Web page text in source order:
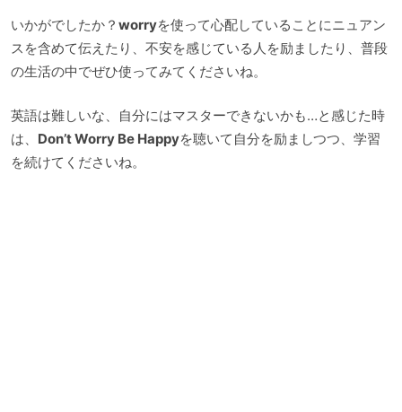
いかがでしたか？ worryを使って心配していることにニュアン
スを含めて伝えたり、不安を感じている人を励ましたり、普段
の生活の中でぜひ使ってみてくださいね。
英語は難しいな、自分にはマスターできないかも…と感じた時
は、 Don’t Worry Be Happyを聴いて自分を励ましつつ、学習
を続けてくださいね。